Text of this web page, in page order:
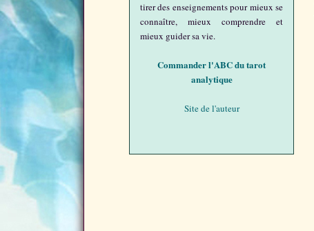
tirer des enseignements pour mieux se
connaître, mieux comprendre et
mieux guider sa vie.
Commander l'ABC du tarot
analytique
Site de l'auteur